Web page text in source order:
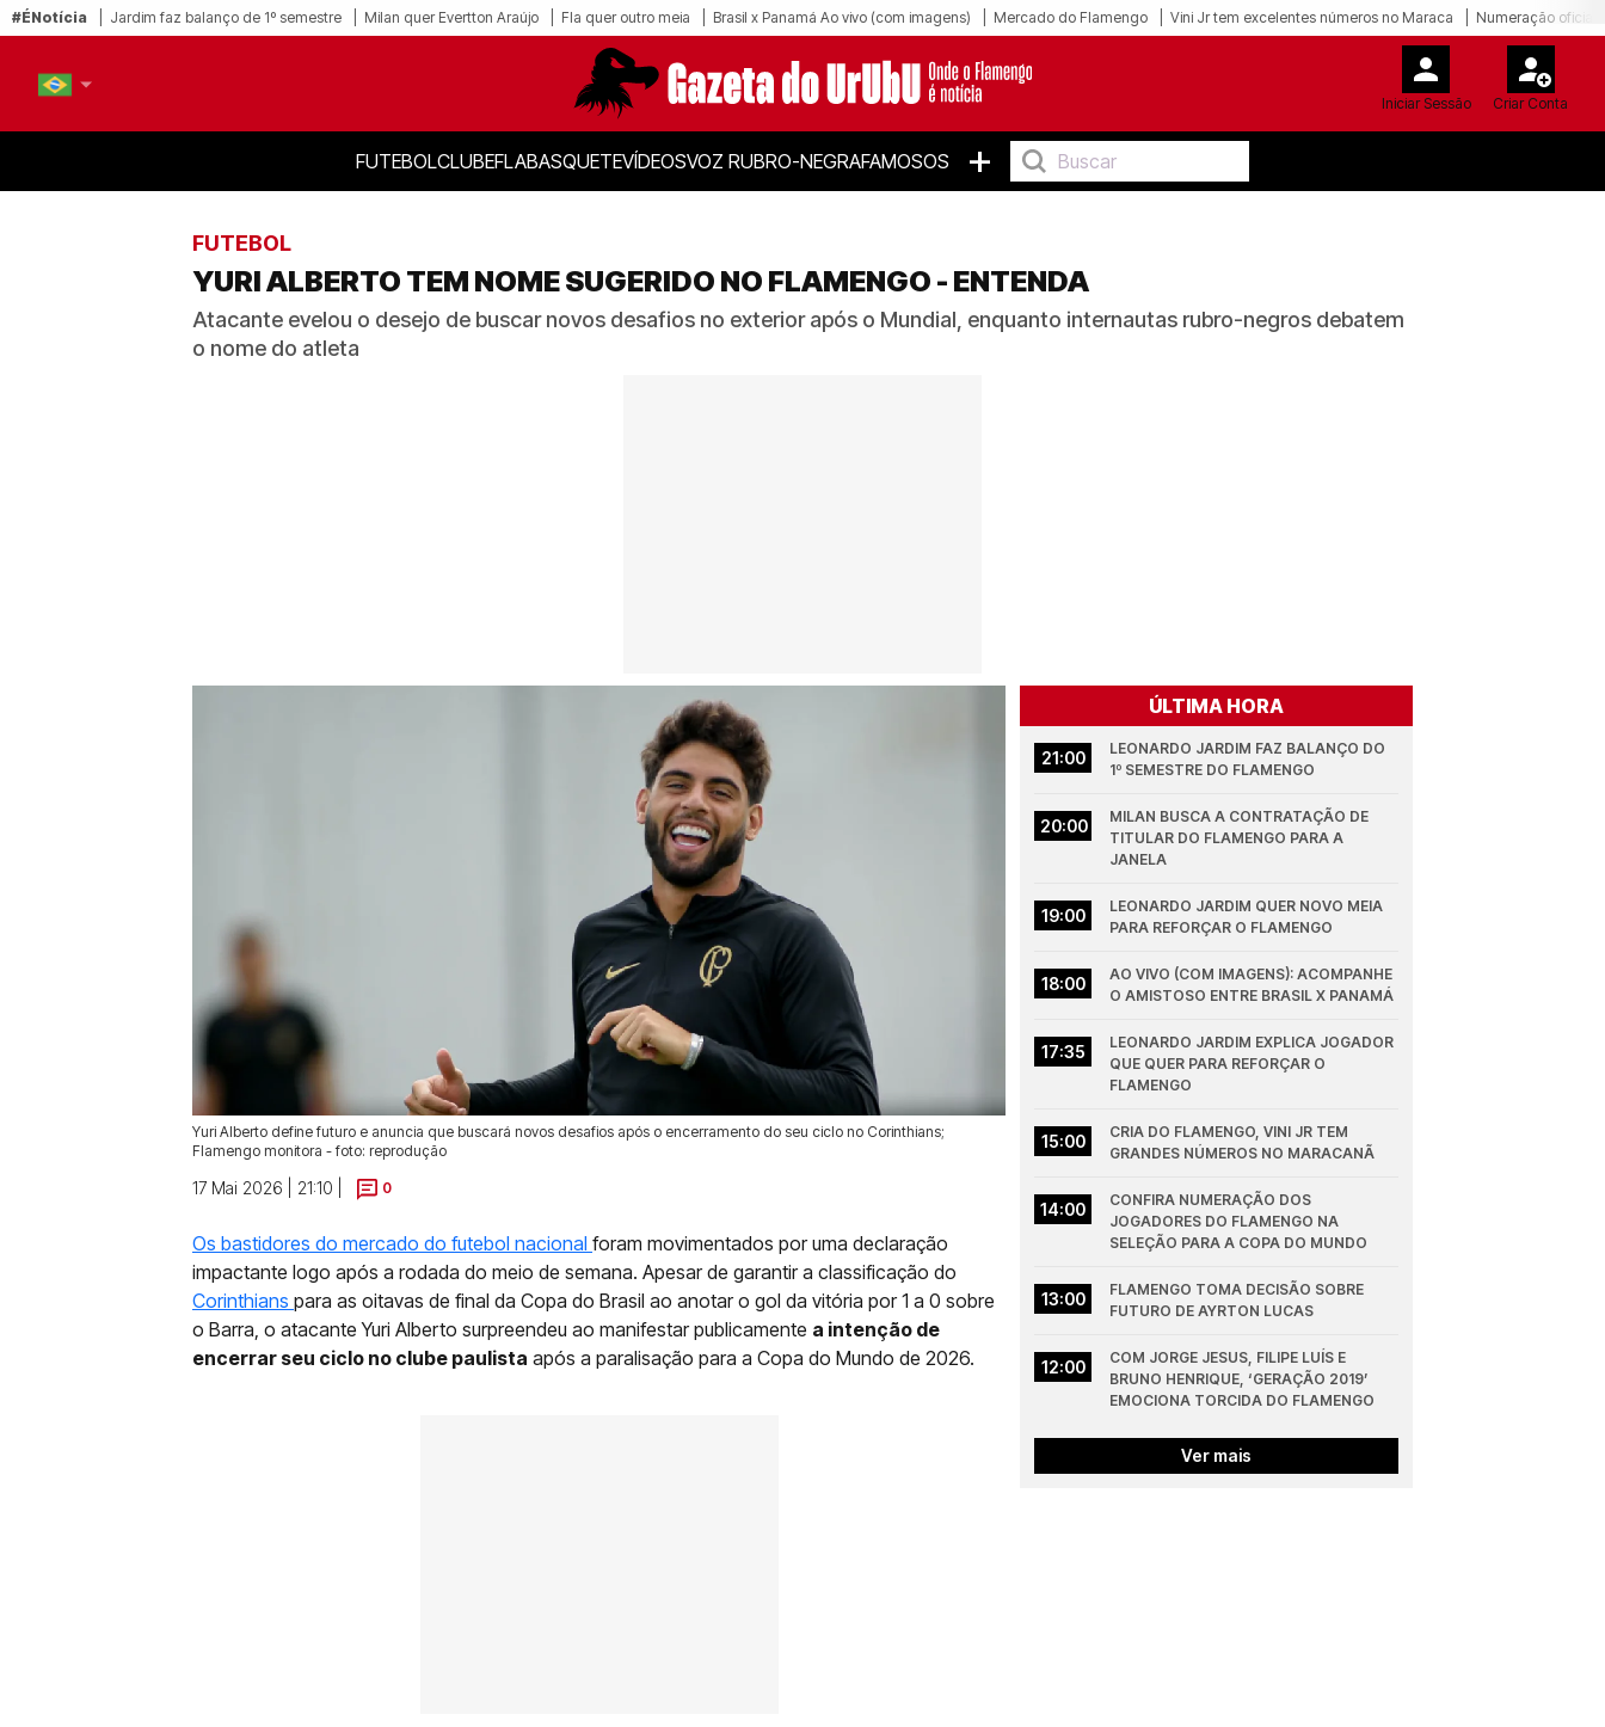
#ÉNotícia Jardim faz balanço de 1º semestre Milan quer Evertton Araújo Fla quer outro meia Brasil x Panamá Ao vivo (com imagens) Mercado do Flamengo Vini Jr tem excelentes números no Maraca Numeração oficial
Iniciar Sessão Criar Conta
FUTEBOLCLUBEFLABASQUETEVÍDEOSVOZ RUBRO-NEGRAFAMOSOS +
FUTEBOL
YURI ALBERTO TEM NOME SUGERIDO NO FLAMENGO - ENTENDA
Atacante evelou o desejo de buscar novos desafios no exterior após o Mundial, enquanto internautas rubro-negros debatem
o nome do atleta
Yuri Alberto define futuro e anuncia que buscará novos desafios após o encerramento do seu ciclo no Corinthians;
Flamengo monitora - foto: reprodução
17 Mai 2026 | 21:10 | 0
Os bastidores do mercado do futebol nacional foram movimentados por uma declaração
impactante logo após a rodada do meio de semana. Apesar de garantir a classificação do
Corinthians para as oitavas de final da Copa do Brasil ao anotar o gol da vitória por 1 a 0 sobre
o Barra, o atacante Yuri Alberto surpreendeu ao manifestar publicamente a intenção de
encerrar seu ciclo no clube paulista após a paralisação para a Copa do Mundo de 2026.
ÚLTIMA HORA
21:00
LEONARDO JARDIM FAZ BALANÇO DO
1º SEMESTRE DO FLAMENGO
20:00
MILAN BUSCA A CONTRATAÇÃO DE
TITULAR DO FLAMENGO PARA A
JANELA
19:00
LEONARDO JARDIM QUER NOVO MEIA
PARA REFORÇAR O FLAMENGO
18:00
AO VIVO (COM IMAGENS): ACOMPANHE
O AMISTOSO ENTRE BRASIL X PANAMÁ
17:35
LEONARDO JARDIM EXPLICA JOGADOR
QUE QUER PARA REFORÇAR O
FLAMENGO
15:00
CRIA DO FLAMENGO, VINI JR TEM
GRANDES NÚMEROS NO MARACANÃ
14:00
CONFIRA NUMERAÇÃO DOS
JOGADORES DO FLAMENGO NA
SELEÇÃO PARA A COPA DO MUNDO
13:00
FLAMENGO TOMA DECISÃO SOBRE
FUTURO DE AYRTON LUCAS
12:00
COM JORGE JESUS, FILIPE LUÍS E
BRUNO HENRIQUE, ‘GERAÇÃO 2019’
EMOCIONA TORCIDA DO FLAMENGO
Ver mais